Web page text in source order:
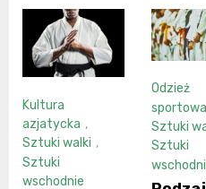
Kultura
azjatycka ,
Sztuki walki ,
Sztuki
wschodnie
Odzież
sportowa
Sztuki
Sztuki